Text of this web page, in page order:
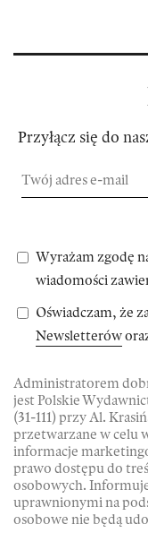
Przyłącz się do
Wyrażam zgodę
wiadomości
Oświadczam, że
Newsletterów
Administratorem
jest Polskie
(31-111) przy Al.
przetwarzane w celu
informacje
prawo dostępu do
osobowych.
uprawnionymi na
osobowe nie będą